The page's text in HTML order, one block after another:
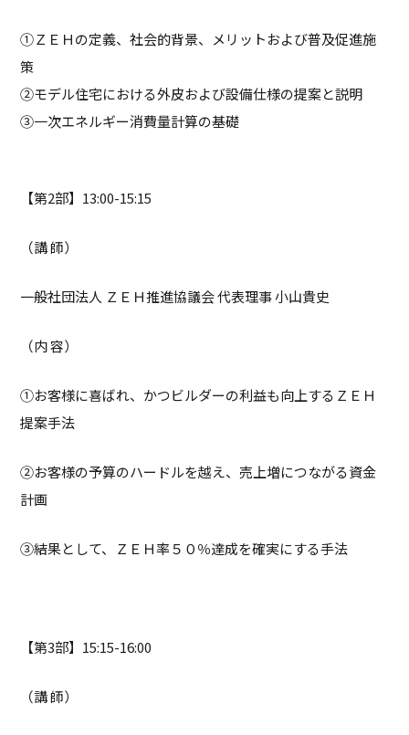
①ＺＥＨの定義、社会的背景、メリットおよび普及促進施
策
②モデル住宅における外皮および設備仕様の提案と説明
③一次エネルギー消費量計算の基礎
【第2部】13:00-15:15
（講 師）
一般社団法人 ＺＥＨ推進協議会 代表理事 小山貴史
（内 容）
①お客様に喜ばれ、かつビルダーの利益も向上するＺＥＨ
提案手法
②お客様の予算のハードルを越え、売上増につながる資金
計画
③結果として、ＺＥＨ率５０％達成を確実にする手法
【第3部】15:15-16:00
（講 師）